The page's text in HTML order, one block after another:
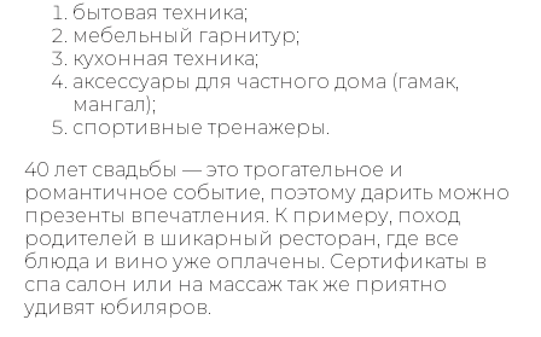
бытовая техника;
мебельный гарнитур;
кухонная техника;
аксессуары для частного дома (гамак,
мангал);
спортивные тренажеры.
40 лет свадьбы — это трогательное и
романтичное событие, поэтому дарить можно
презенты впечатления. К примеру, поход
родителей в шикарный ресторан, где все
блюда и вино уже оплачены. Сертификаты в
спа салон или на массаж так же приятно
удивят юбиляров.